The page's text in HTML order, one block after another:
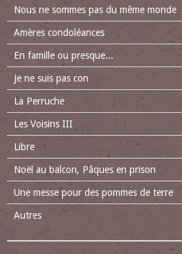
Nous ne sommes pas du même monde
Amères condoléances
En famille ou presque...
Je ne suis pas con
La Perruche
Les Voisins III
Libre
Noël au balcon, Pâques en prison
Une messe pour des pommes de terre
Autres